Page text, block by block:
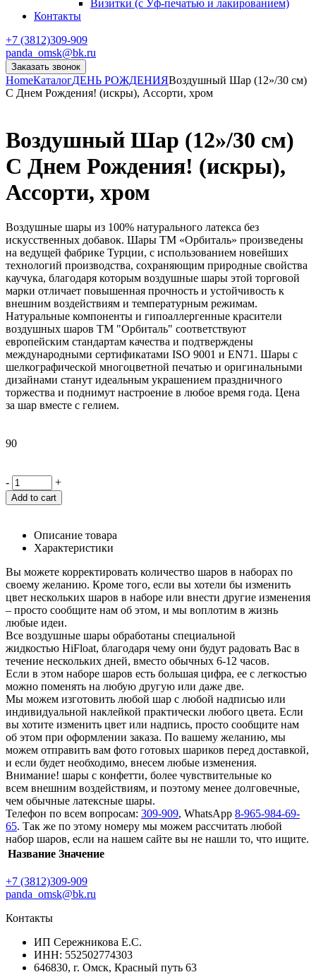
Визитки (с Уф-печатью и лакированием)
Контакты
+7 (3812)309-909
panda_omsk@bk.ru
Заказать звонок
HomeКаталогДЕНЬ РОЖДЕНИЯВоздушный Шар (12»/30 см)
С Днем Рождения! (искры), Ассорти, хром
Воздушный Шар (12»/30 см)
С Днем Рождения! (искры),
Ассорти, хром
Воздушные шары из 100% натурального латекса без
искусственных добавок. Шары ТМ «Орбиталь» произведены
на ведущей фабрике Турции, с использованием новейших
технологий производства, сохраняющим природные свойства
каучука, благодаря которым воздушные шары этой торговой
марки отличает повышенная прочность и устойчивость к
внешним воздействиям и температурным режимам.
Натуральные компоненты и гипоаллергенные красители
воздушных шаров ТМ "Орбиталь" соответствуют
европейским стандартам качества и подтверждены
международными сертификатами ISO 9001 и EN71. Шары с
шелкографической многоцветной печатью и оригинальными
дизайнами станут идеальным украшением праздничного
торжества и поднимут настроение в любое время года. Цена
за шар вместе с гелием.
90
- +
Add to cart
Описание товара
Характеристики
Вы можете корректировать количество шаров в наборах по
своему желанию. Кроме того, если вы хотели бы изменить
цвет нескольких шаров в наборе или внести другие изменения
– просто сообщите нам об этом, и мы воплотим в жизнь
любые идеи.
Все воздушные шары обработаны специальной
жидкостью HiFloat, благодаря чему они будут радовать Вас в
течение нескольких дней, вместо обычных 6-12 часов.
Если в этом наборе шаров есть большая цифра, ее с легкостью
можно поменять на любую другую или даже две.
Мы можем изготовить любой шар с любой надписью или
индивидуальной наклейкой практически любого цвета. Если
вы хотите изменить цвет или надпись, просто сообщите нам
об этом при оформлении заказа. По вашему желанию, мы
можем отправить вам фото готовых шариков перед доставкой,
и если будет необходимо, внесем любые изменения.
Внимание! шары с конфетти, более чувствительные ко
всем внешним воздействиям, и поэтому менее долговечные,
чем обычные латексные шары.
Телефон по всем вопросам: 309-909, WhatsApp 8-965-984-69-
65. Так же по этому номеру мы можем рассчитать любой
набор шаров, если на нашем сайте вы не нашли то, что ищите.
Название Значение
+7 (3812)309-909
panda_omsk@bk.ru
Контакты
ИП Сережникова Е.С.
ИНН: 552502774303
646830, г. Омск, Красный путь 63